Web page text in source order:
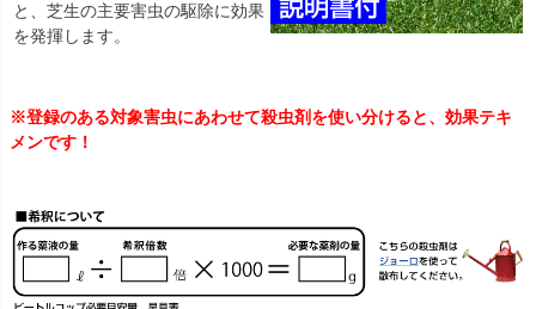
と、芝生の主要害虫の駆除に効果
を発揮します。
※登録のある対象害虫にあわせて殺虫剤を使い分けると、効果テキ
メンです！